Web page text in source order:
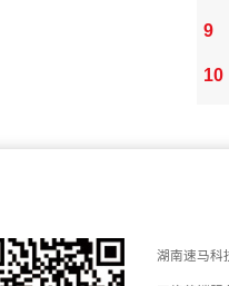
9
10
湖南速马科